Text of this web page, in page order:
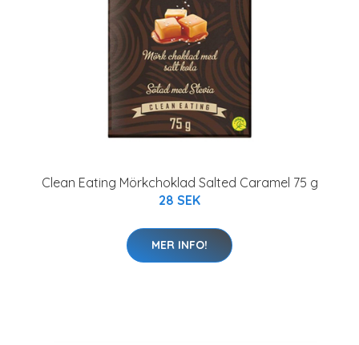
Clean Eating Mörkchoklad Salted Caramel 75 g
28 SEK
MER INFO!